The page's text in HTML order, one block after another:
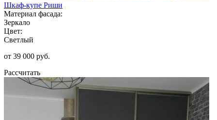
Шкаф-купе Риши
Материал фасада:
Зеркало
Цвет:
Светлый
от 39 000 руб.
Рассчитать